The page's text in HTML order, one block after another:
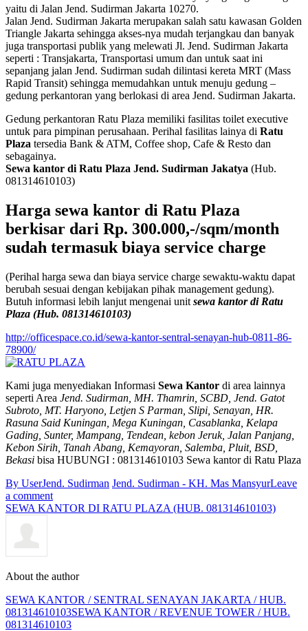
yaitu di Jalan Jend. Sudirman Jakarta 10270.
Jalan Jend. Sudirman Jakarta merupakan salah satu kawasan Golden
Triangle Jakarta sehingga akses-nya mudah terjangkau dan banyak
juga transportasi publik yang melewati Jl. Jend. Sudirman Jakarta
seperti : Transjakarta, Transportasi umum dan untuk saat ini
sepanjang jalan Jend. Sudirman sudah dilintasi kereta MRT (Mass
Rapid Transit) sehingga memudahkan untuk menuju gedung –
gedung perkantoran yang berlokasi di area Jend. Sudirman Jakarta.
Gedung perkantoran Ratu Plaza memiliki fasilitas toilet executive
untuk para pimpinan perusahaan. Perihal fasilitas lainya di Ratu
Plaza tersedia Bank & ATM, Coffee shop, Cafe & Resto dan
sebagainya.
Sewa kantor di Ratu Plaza Jend. Sudirman Jakatya (Hub.
081314610103)
Harga sewa kantor di Ratu Plaza
berkisar dari Rp. 300.000,-/sqm/month
sudah termasuk biaya service charge
(Perihal harga sewa dan biaya service charge sewaktu-waktu dapat
berubah sesuai dengan kebijakan pihak management gedung).
Butuh informasi lebih lanjut mengenai unit sewa kantor di Ratu
Plaza (Hub. 081314610103)
http://officespace.co.id/sewa-kantor-sentral-senayan-hub-0811-86-
78900/
Kami juga menyediakan Informasi Sewa Kantor di area lainnya
seperti Area Jend. Sudirman, MH. Thamrin, SCBD, Jend. Gatot
Subroto, MT. Haryono, Letjen S Parman, Slipi, Senayan, HR.
Rasuna Said Kuningan, Mega Kuningan, Casablanka, Kelapa
Gading, Sunter, Mampang, Tendean, kebon Jeruk, Jalan Panjang,
Kebon Sirih, Tanah Abang, Kemayoran, Salemba, Pluit, BSD,
Bekasi bisa HUBUNGI : 081314610103 Sewa kantor di Ratu Plaza
By UserJend. Sudirman Jend. Sudirman - KH. Mas MansyurLeave
a comment
SEWA KANTOR DI RATU PLAZA (HUB. 081314610103)
About the author
SEWA KANTOR / SENTRAL SENAYAN JAKARTA / HUB.
081314610103SEWA KANTOR / REVENUE TOWER / HUB.
081314610103